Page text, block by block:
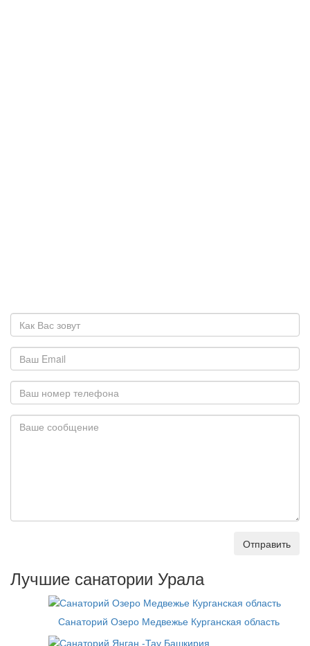
Отправить
Лучшие санатории Урала
Санаторий Озеро Медвежье Курганская область